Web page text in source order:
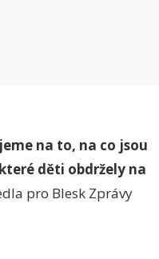
na to, na co jsou
děti obdržely na
pro Blesk Zprávy